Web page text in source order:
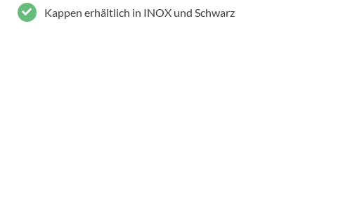
Kappen erhältlich in INOX und Schwarz